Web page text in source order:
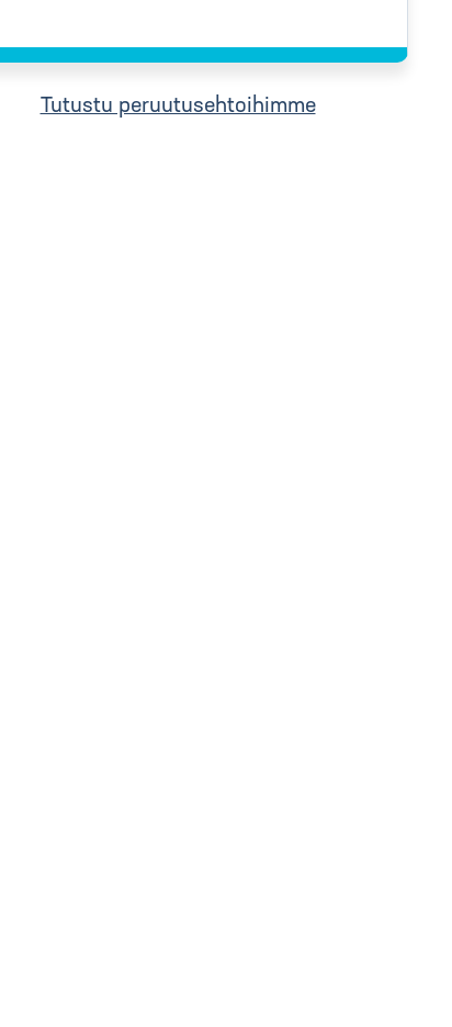
Tutustu peruutusehtoihimme